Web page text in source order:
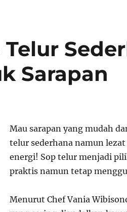
Telur
Sarapan
Mau sarapan yang mudah
telur sederhana namun
energi! Sop telur menjadi
praktis namun tetap
Menurut Chef Vania